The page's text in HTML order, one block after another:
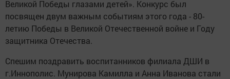
Великой Победы глазами детей». Конкурс был
посвящен двум важным событиям этого года - 80-
летию Победы в Великой Отечественной войне и Году
защитника Отечества.
Спешим поздравить воспитанников филиала ДШИ в
г.Иннополис. Мунирова Камилла и Анна Иванова стали